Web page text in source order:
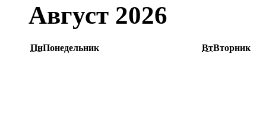
Август 2026
ПнПонедельник ВтВторник